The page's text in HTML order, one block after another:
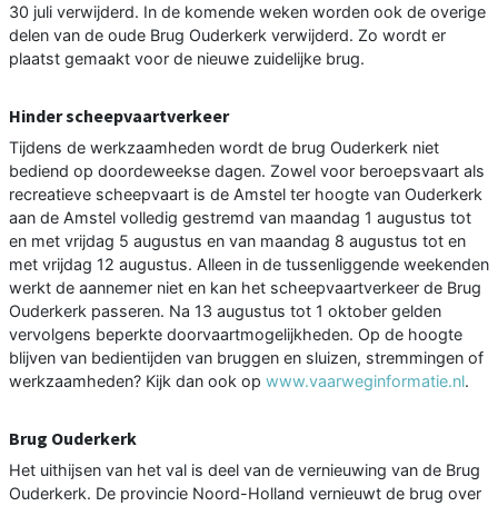
30 juli verwijderd. In de komende weken worden ook de overige
delen van de oude Brug Ouderkerk verwijderd. Zo wordt er
plaatst gemaakt voor de nieuwe zuidelijke brug.
Hinder scheepvaartverkeer
Tijdens de werkzaamheden wordt de brug Ouderkerk niet
bediend op doordeweekse dagen. Zowel voor beroepsvaart als
recreatieve scheepvaart is de Amstel ter hoogte van Ouderkerk
aan de Amstel volledig gestremd van maandag 1 augustus tot
en met vrijdag 5 augustus en van maandag 8 augustus tot en
met vrijdag 12 augustus. Alleen in de tussenliggende weekenden
werkt de aannemer niet en kan het scheepvaartverkeer de Brug
Ouderkerk passeren. Na 13 augustus tot 1 oktober gelden
vervolgens beperkte doorvaartmogelijkheden. Op de hoogte
blijven van bedientijden van bruggen en sluizen, stremmingen of
werkzaamheden? Kijk dan ook op www.vaarweginformatie.nl.
Brug Ouderkerk
Het uithijsen van het val is deel van de vernieuwing van de Brug
Ouderkerk. De provincie Noord-Holland vernieuwt de brug over